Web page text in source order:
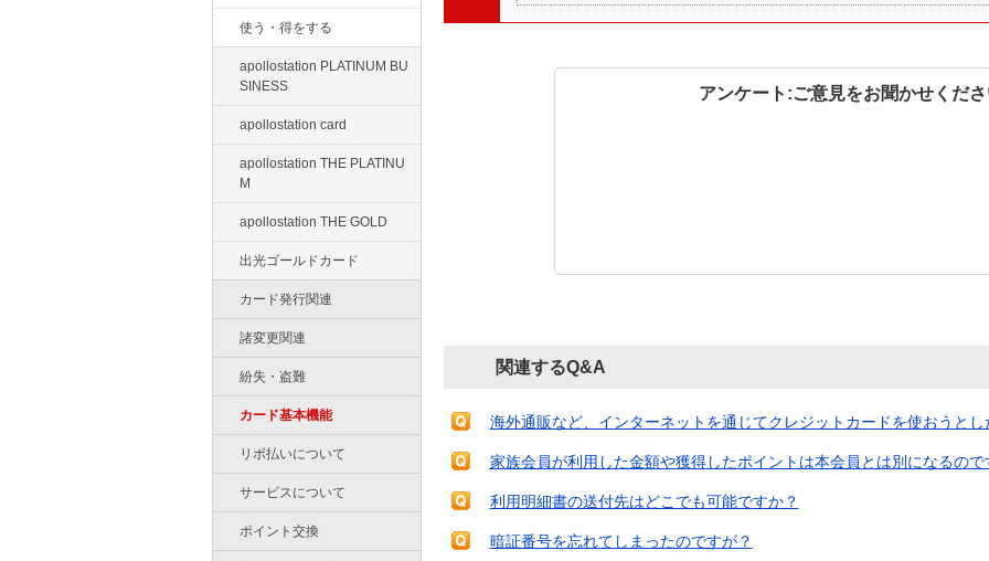
使う・得をする
apollostation PLATINUM BU
SINESS
apollostation card
apollostation THE PLATINU
M
apollostation THE GOLD
出光ゴールドカード
カード発行関連
諸変更関連
紛失・盗難
カード基本機能
リボ払いについて
サービスについて
ポイント交換
アンケート:ご意見をお聞かせくだ
関連するQ&A
海外通販など、インターネットを通じてクレジットカードを使おうとし
家族会員が利用した金額や獲得したポイントは本会員とは別になるので
利用明細書の送付先はどこでも可能ですか？
暗証番号を忘れてしまったのですが？